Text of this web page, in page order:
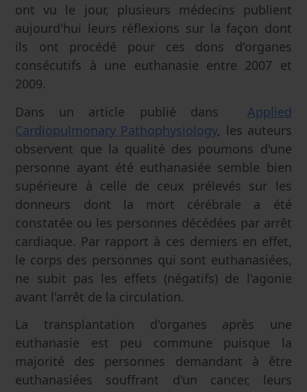
ont vu le jour, plusieurs médecins publient
aujourd'hui leurs réflexions sur la façon dont
ils ont procédé pour ces dons d'organes
consécutifs à une euthanasie entre 2007 et
2009.
Dans un article publié dans Applied
Cardiopulmonary Pathophysiology, les auteurs
observent que la qualité des poumons d'une
personne ayant été euthanasiée semble bien
supérieure à celle de ceux prélevés sur les
donneurs dont la mort cérébrale a été
constatée ou les personnes décédées par arrêt
cardiaque. Par rapport à ces derniers en effet,
le corps des personnes qui sont euthanasiées,
ne subit pas les effets (négatifs) de l'agonie
avant l'arrêt de la circulation.
La transplantation d'organes après une
euthanasie est peu commune puisque la
majorité des personnes demandant à être
euthanasiées souffrant d'un cancer, leurs